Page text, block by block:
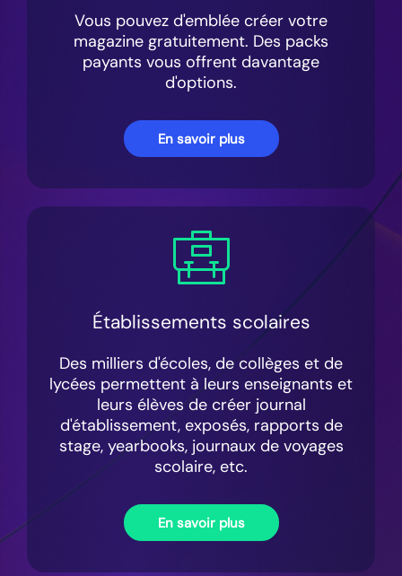
Vous pouvez d'emblée créer votre
magazine gratuitement. Des packs
payants vous offrent davantage
d'options.
En savoir plus
Établissements scolaires
Des milliers d'écoles, de collèges et de
lycées permettent à leurs enseignants et
leurs élèves de créer journal
d'établissement, exposés, rapports de
stage, yearbooks, journaux de voyages
scolaire, etc.
En savoir plus